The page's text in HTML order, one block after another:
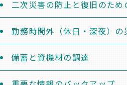
二次災害の防止と復旧のため
勤務時間外（休日・深夜）の
備蓄と資機材の調達